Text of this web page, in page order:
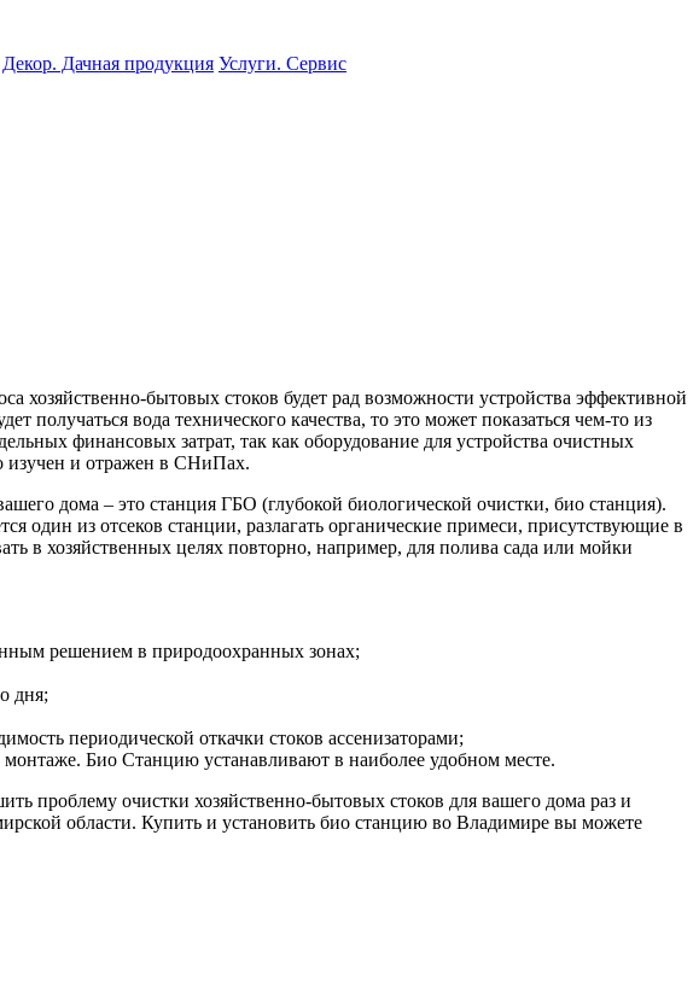
Декор. Дачная продукция Услуги. Сервис
хозяйственно-бытовых стоков будет рад возможности устройства эффективной
получаться вода технического качества, то это может показаться чем-то из
финансовых затрат, так как оборудование для устройства очистных
изучен и отражен в СНиПах.
дома – это станция ГБО (глубокой биологической очистки, био станция).
один из отсеков станции, разлагать органические примеси, присутствующие в
в хозяйственных целях повторно, например, для полива сада или мойки
решением в природоохранных зонах;
дня;
периодической откачки стоков ассенизаторами;
Био Станцию устанавливают в наиболее удобном месте.
проблему очистки хозяйственно-бытовых стоков для вашего дома раз и
области. Купить и установить био станцию во Владимире вы можете